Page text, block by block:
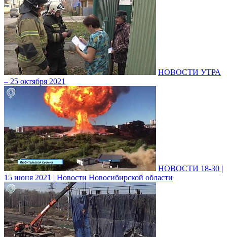
НОВОСТИ УТРА
– 25 октября 2021
НОВОСТИ 18-30 |
15 июня 2021 | Новости Новосибирской области